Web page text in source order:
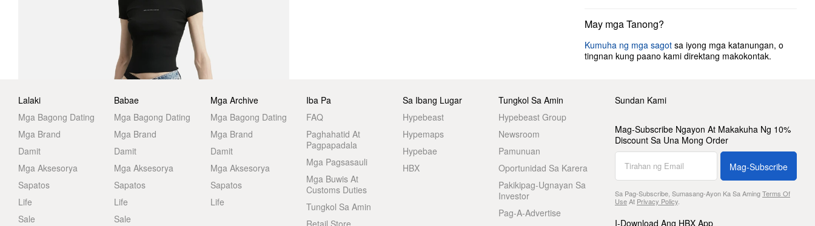
May mga Tanong?
Kumuha ng mga sagot sa iyong mga katanungan, o
tingnan kung paano kami direktang makokontak.
Lalaki
Mga Bagong Dating
Mga Brand
Damit
Mga Aksesorya
Sapatos
Life
Sale
Babae
Mga Bagong Dating
Mga Brand
Damit
Mga Aksesorya
Sapatos
Life
Sale
Mga Archive
Mga Bagong Dating
Mga Brand
Damit
Mga Aksesorya
Sapatos
Life
Iba Pa
FAQ
Paghahatid At
Pagpapadala
Mga Pagsasauli
Mga Buwis At
Customs Duties
Tungkol Sa Amin
Retail Store
Sa Ibang Lugar
Hypebeast
Hypemaps
Hypebae
HBX
Tungkol Sa Amin
Hypebeast Group
Newsroom
Pamunuan
Oportunidad Sa Karera
Pakikipag-Ugnayan Sa
Investor
Pag-A-Advertise
Sundan Kami
Mag-Subscribe Ngayon At Makakuha Ng 10%
Discount Sa Una Mong Order
Mag-Subscribe
Sa Pag-Subscribe, Sumasang-Ayon Ka Sa AmingTerms Of
UseAt Privacy Policy.
I-Download Ang HBX App